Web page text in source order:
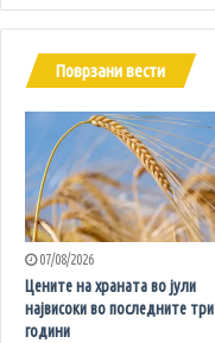
Поврзани вести
07/08/2026
Цените на храната во јули
највисоки во последните три
години